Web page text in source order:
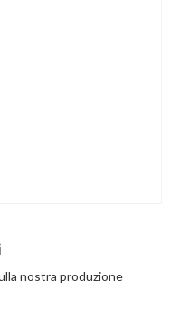
nostra produzione